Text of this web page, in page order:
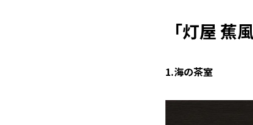
「灯屋 蕉
1.海の茶室